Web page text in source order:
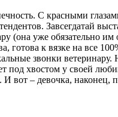
С красными
Завсегдатай
(она уже обязательно
готова к вязке на все
звонки
хвостом у своей
вот – девочка, наконец,